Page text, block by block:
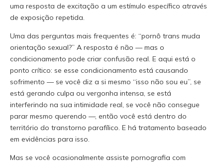
uma resposta de excitação a um estímulo específico através
de exposição repetida.
Uma das perguntas mais frequentes é: “pornô trans muda
orientação sexual?” A resposta é não — mas o
condicionamento pode criar confusão real. E aqui está o
ponto crítico: se esse condicionamento está causando
sofrimento — se você diz a si mesmo “isso não sou eu”, se
está gerando culpa ou vergonha intensa, se está
interferindo na sua intimidade real, se você não consegue
parar mesmo querendo —, então você está dentro do
território do transtorno parafílico. E há tratamento baseado
em evidências para isso.
Mas se você ocasionalmente assiste pornografia com